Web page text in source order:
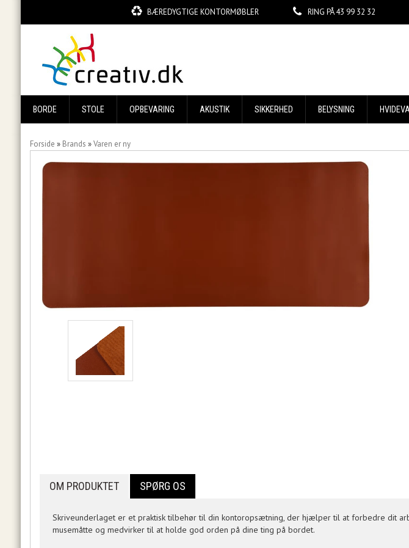
BÆREDYGTIGE KONTORMØBLER RING PÅ43 99 32 32
BORDE STOLE OPBEVARING AKUSTIK SIKKERHED BELYSNING
Forside » Brands »Varen er ny
OM PRODUKTET SPØRG OS
Skriveunderlaget er et praktisk tilbehør til din kontoropsætning, der hjælper til at forbedre dit
musemåtte og medvirker til at holde god orden på dine ting på bordet.